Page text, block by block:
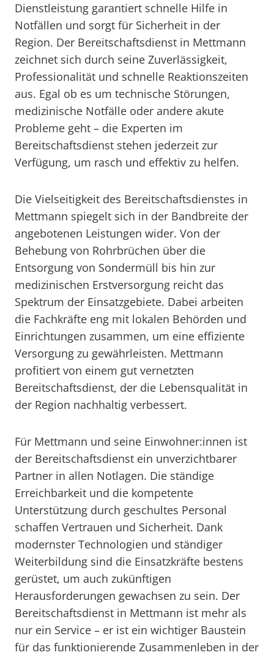
Dienstleistung garantiert schnelle Hilfe in
Notfällen und sorgt für Sicherheit in der
Region. Der Bereitschaftsdienst in Mettmann
zeichnet sich durch seine Zuverlässigkeit,
Professionalität und schnelle Reaktionszeiten
aus. Egal ob es um technische Störungen,
medizinische Notfälle oder andere akute
Probleme geht – die Experten im
Bereitschaftsdienst stehen jederzeit zur
Verfügung, um rasch und effektiv zu helfen.
Die Vielseitigkeit des Bereitschaftsdienstes in
Mettmann spiegelt sich in der Bandbreite der
angebotenen Leistungen wider. Von der
Behebung von Rohrbrüchen über die
Entsorgung von Sondermüll bis hin zur
medizinischen Erstversorgung reicht das
Spektrum der Einsatzgebiete. Dabei arbeiten
die Fachkräfte eng mit lokalen Behörden und
Einrichtungen zusammen, um eine effiziente
Versorgung zu gewährleisten. Mettmann
profitiert von einem gut vernetzten
Bereitschaftsdienst, der die Lebensqualität in
der Region nachhaltig verbessert.
Für Mettmann und seine Einwohner:innen ist
der Bereitschaftsdienst ein unverzichtbarer
Partner in allen Notlagen. Die ständige
Erreichbarkeit und die kompetente
Unterstützung durch geschultes Personal
schaffen Vertrauen und Sicherheit. Dank
modernster Technologien und ständiger
Weiterbildung sind die Einsatzkräfte bestens
gerüstet, um auch zukünftigen
Herausforderungen gewachsen zu sein. Der
Bereitschaftsdienst in Mettmann ist mehr als
nur ein Service – er ist ein wichtiger Baustein
für das funktionierende Zusammenleben in der